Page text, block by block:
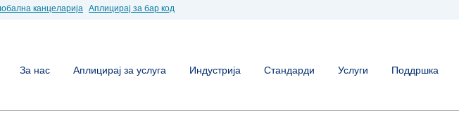
канцеларија Аплицирај за бар код
За нас Аплицирај за услуга Индустрија Стандарди Услуги Поддршка